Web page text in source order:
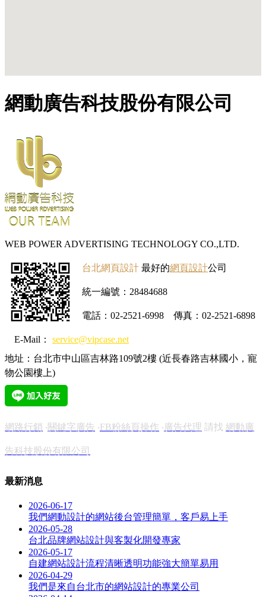
網動廣告科技股份有限公司
WEB POWER ADVERTISING TECHNOLOGY CO.,LTD.
台北網頁設計 最好的網頁設計公司
統一編號：28484688
電話：02-2521-6998 傳真：02-2521-6898
E-Mail： service@vipcase.net
地址：台北市中山區吉林路109號2樓 (近長春路吉林國小，寵
物公園樓上)
網路行銷 ‧關鍵字廣告 ‧FB粉絲頁操作 ‧ 廣告代理 請找 網動廣
告科技股份有限公司
最新消息
2026-06-17
我們網動設計的網站後台管理簡單，客戶易上手
2026-05-28
台北品牌網站設計與客製化開發專家
2026-05-17
自建網站設計流程清晰透明功能強大簡單易用
2026-04-29
我們是來自台北市的網站設計的專業公司